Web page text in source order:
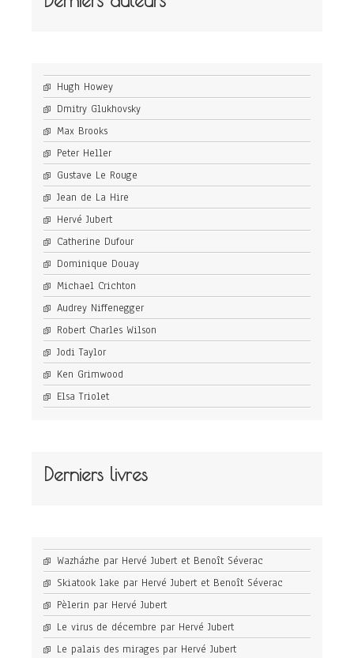
Hugh Howey
Dmitry Glukhovsky
Max Brooks
Peter Heller
Gustave Le Rouge
Jean de La Hire
Hervé Jubert
Catherine Dufour
Dominique Douay
Michael Crichton
Audrey Niffenegger
Robert Charles Wilson
Jodi Taylor
Ken Grimwood
Elsa Triolet
Derniers livres
Wazházhe par Hervé Jubert et Benoît Séverac
Skiatook lake par Hervé Jubert et Benoît Séverac
Pèlerin par Hervé Jubert
Le virus de décembre par Hervé Jubert
Le palais des mirages par Hervé Jubert